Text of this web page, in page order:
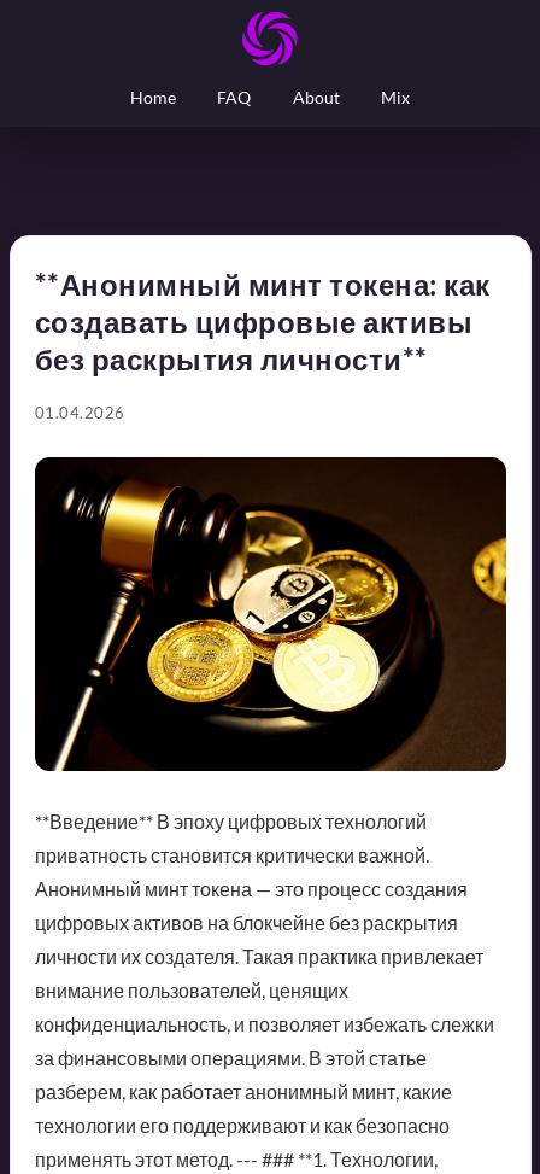
Home FAQ About Mix
**Анонимный минт токена: как
создавать цифровые активы
без раскрытия личности**
01.04.2026
**Введение** В эпоху цифровых технологий
приватность становится критически важной.
Анонимный минт токена — это процесс создания
цифровых активов на блокчейне без раскрытия
личности их создателя. Такая практика привлекает
внимание пользователей, ценящих
конфиденциальность, и позволяет избежать слежки
за финансовыми операциями. В этой статье
разберем, как работает анонимный минт, какие
технологии его поддерживают и как безопасно
применять этот метод. --- ### **1. Технологии,